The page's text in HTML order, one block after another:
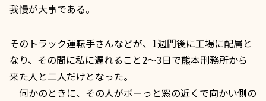
我慢が大事である。
そのトラック運転手さんなどが、1週間後に工場に配属と
なり、その間に私に遅れること2～3日で熊本刑務所から
来た人と二人だけとなった。
何かのときに、その人がボーっと窓の近くで向かい側の